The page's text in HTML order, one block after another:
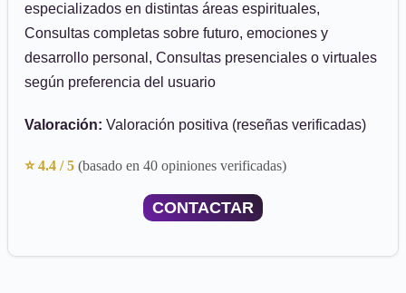
especializados en distintas áreas espirituales,
Consultas completas sobre futuro, emociones y
desarrollo personal, Consultas presenciales o virtuales
según preferencia del usuario
Valoración: Valoración positiva (reseñas verificadas)
⭐ 4.4 / 5 (basado en 40 opiniones verificadas)
CONTACTAR